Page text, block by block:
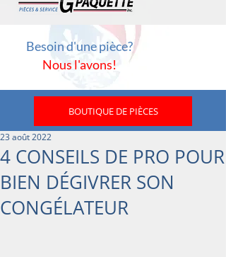
Besoin d'une pièce?
Nous l'avons!
BOUTIQUE DE PIÈCES
4 CONSEILS DE PRO POUR
BIEN DÉGIVRER SON
CONGÉLATEUR
23 août 2022